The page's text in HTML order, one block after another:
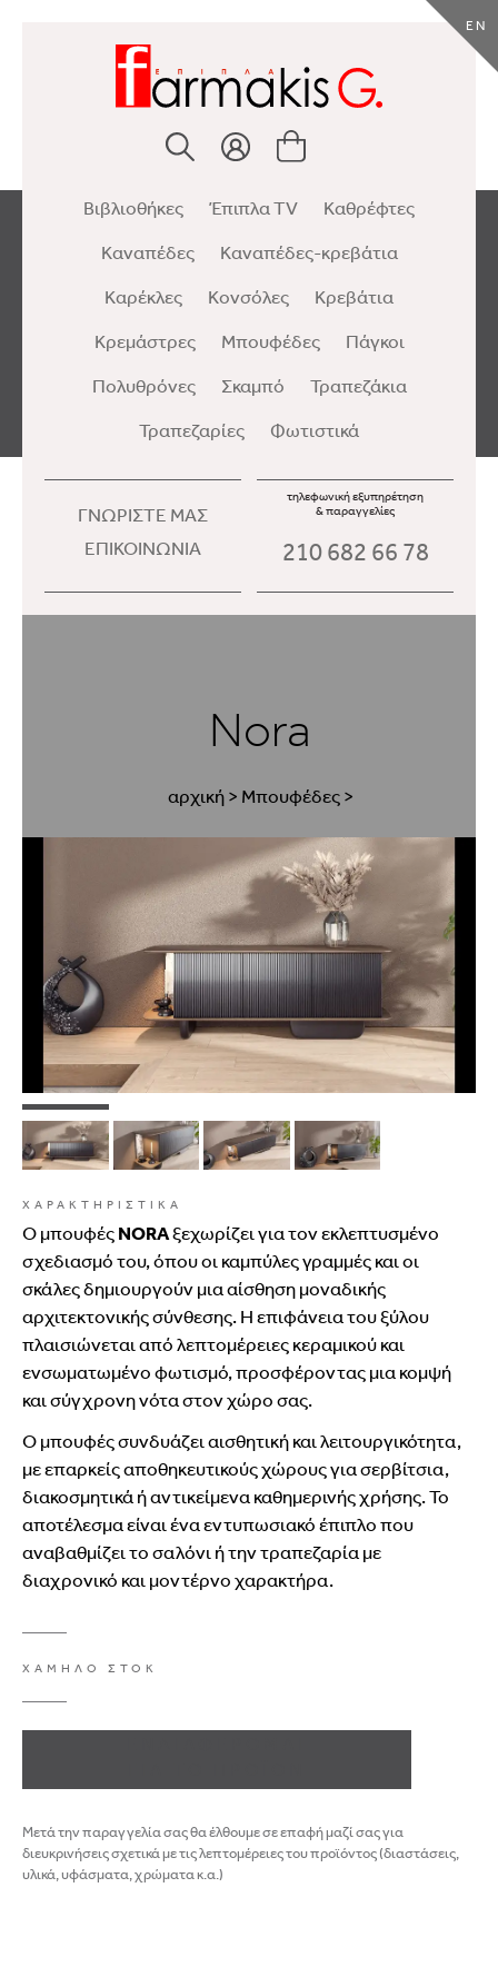
EN
Βιβλιοθήκες Έπιπλα TV
Καθρέφτες
Καναπέδες
Καναπέδες-κρεβάτια
Καρέκλες
Κονσόλες
Κρεβάτια
Κρεμάστρες
Μπουφέδες
Πάγκοι
Πολυθρόνες
Σκαμπό
Τραπεζάκια
Τραπεζαρίες
Φωτιστικά
ΓΝΩΡΙΣΤΕ ΜΑΣ
ΕΠΙΚΟΙΝΩΝΙΑ
τηλεφωνική εξυπηρέτηση
& παραγγελίες
210 682 66 78
αρχική>Μπουφέδες>
Nora
ΧΑΡΑΚΤΗΡΙΣΤΙΚΑ
Ο μπουφέςNORAξεχωρίζειγιατονεκλεπτυσμένο
σχεδιασμότου,όπουοικαμπύλεςγραμμέςκαιοι
σκάλεςδημιουργούνμιααίσθησημοναδικής
αρχιτεκτονικήςσύνθεσης.Ηεπιφάνειατουξύλου
πλαισιώνεταιαπόλεπτομέρειεςκεραμικούκαι
ενσωματωμένοφωτισμό,προσφέρονταςμιακομψή
καισύγχρονηνόταστονχώροσας.
Ομπουφέςσυνδυάζειαισθητικήκαιλειτουργικότητα,
μεεπαρκείςαποθηκευτικούςχώρουςγιασερβίτσια,
διακοσμητικάήαντικείμενακαθημερινήςχρήσης.Το
αποτέλεσμαείναιέναεντυπωσιακόέπιπλοπου
αναβαθμίζειτοσαλόνιήτηντραπεζαρίαμε
διαχρονικόκαιμοντέρνοχαρακτήρα.
ΧΑΜΗΛΟ ΣΤΟΚ
Μετά την παραγγελία σας θα έλθουμε σε επαφή μαζί σας για
διευκρινήσεις σχετικά με τις λεπτομέρειες του προϊόντος (διαστάσεις,
υλικά, υφάσματα, χρώματα κ.α.)